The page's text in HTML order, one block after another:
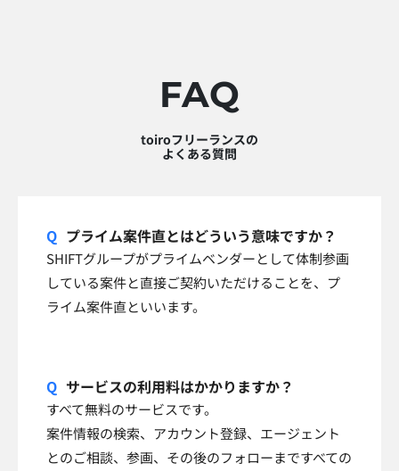
FAQ
toiroフリーランスの
よくある質問
プライム案件直とはどういう意味ですか？
SHIFTグループがプライムベンダーとして体制参画
している案件と直接ご契約いただけることを、プ
ライム案件直といいます。
サービスの利用料はかかりますか？
すべて無料のサービスです。
案件情報の検索、アカウント登録、エージェント
とのご相談、参画、その後のフォローまですべての